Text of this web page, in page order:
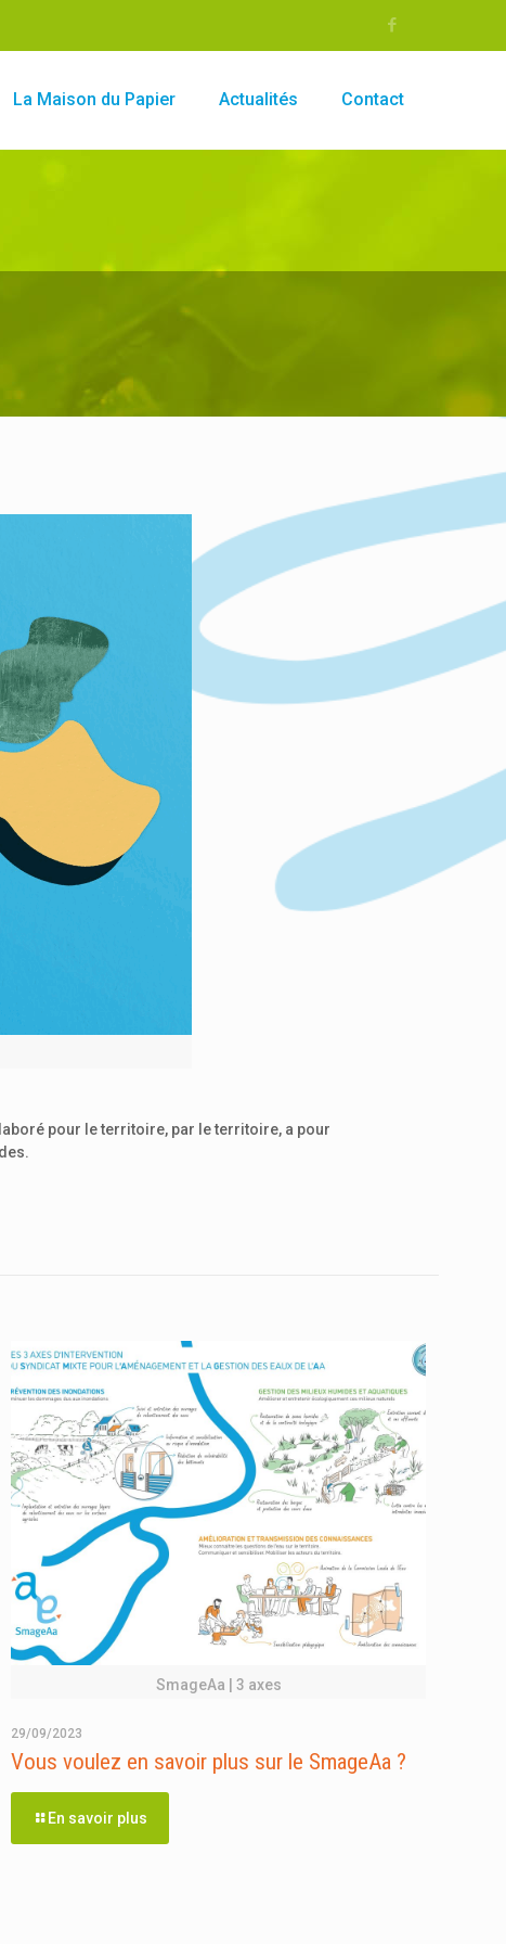
La Maison du Papier Actualités Contact
pour le territoire, par le territoire, a pour
SmageAa | 3 axes
29/09/2023
Vous voulez en savoir plus sur le SmageAa ?
En savoir plus